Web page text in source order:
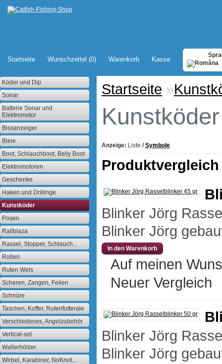
Startseite Wunschzettel (0) Warenkorb Kasse
Köder und Dip
Sonar
Batterie Sonar und
Elektromotor
Bissanzeiger
Bleie
Boot, Schlauchboot, Belly Boot
Elektromotoren
Geschenke
Haken und Drillinge
Kunstköder
Posen
Railblaza
Rassel, Stopper, Schlauch...
Rollen
Ruten Wels
Scheren, Zangen, Feilen
Schnüre
Taschen, Koffer, Rutenfutterale
Verschiedenes, Angelzubehör
Vertical-set
Wallerhölzer
Wirbel, Karabiner, NoKnot...
Startseite »
Kunstköder
Anzeige: Liste / Symbole
Produktvergleich
Blinker Jörg
Blinker Jörg
Auf meinen
Neuer Vergleich
Blinker Jörg
Blinker Jörg